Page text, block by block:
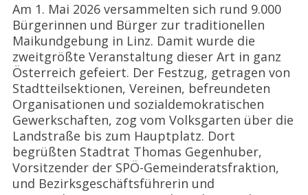
Am 1. Mai 2026 versammelten sich rund 9.000
Bürgerinnen und Bürger zur traditionellen
Maikundgebung in Linz. Damit wurde die
zweitgrößte Veranstaltung dieser Art in ganz
Österreich gefeiert. Der Festzug, getragen von
Stadtteilsektionen, Vereinen, befreundeten
Organisationen und sozialdemokratischen
Gewerkschaften, zog vom Volksgarten über die
Landstraße bis zum Hauptplatz. Dort
begrüßten Stadtrat Thomas Gegenhuber,
Vorsitzender der SPÖ-Gemeinderatsfraktion,
und Bezirksgeschäftsführerin und